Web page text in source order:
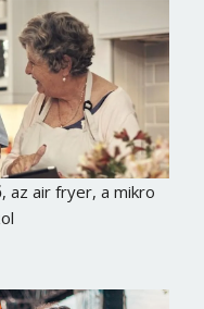
az air fryer, a mikro